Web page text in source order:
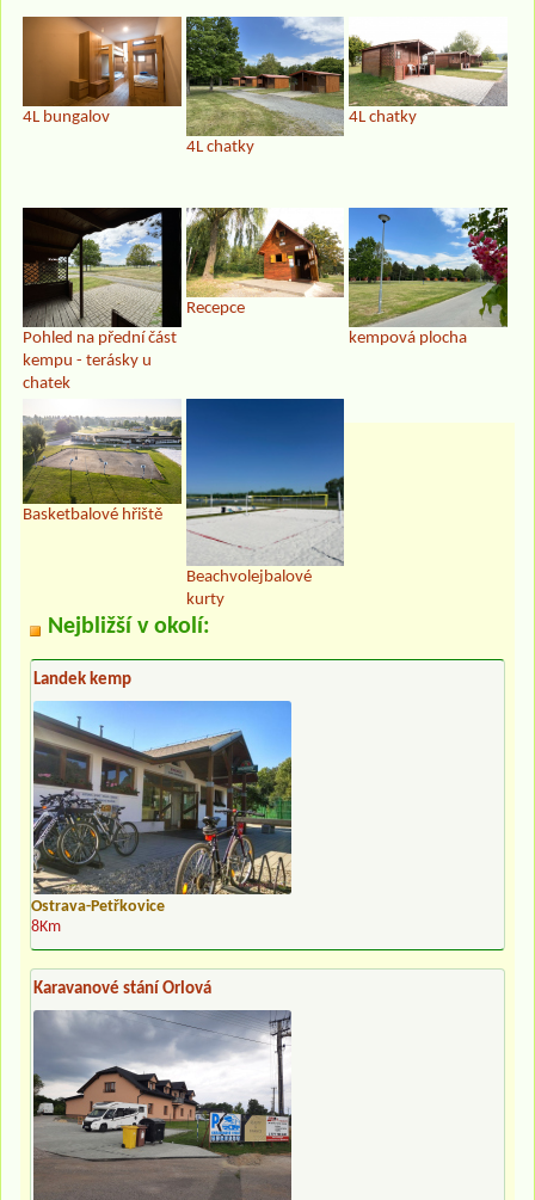
4L bungalov
4L chatky
4L chatky
Pohled na přední část
kempu - terásky u
chatek
Recepce
kempová plocha
Basketbalové hřiště
Beachvolejbalové
kurty
Nejbližší v okolí:
Landek kemp
Ostrava-Petřkovice
8Km
Karavanové stání Orlová